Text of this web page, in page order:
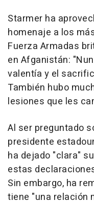
Starmer ha
homenaje a los
Fuerza Armadas
en Afganistán:
valentía y el
También hubo
lesiones que les
Al ser preguntado
presidente
ha dejado "clara"
estas
Sin embargo, ha
tiene "una relación